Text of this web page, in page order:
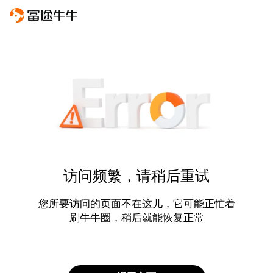
访问频繁，请稍后重试
您所要访问的页面不在这儿，它可能正忙着
刷牛牛圈，稍后就能恢复正常